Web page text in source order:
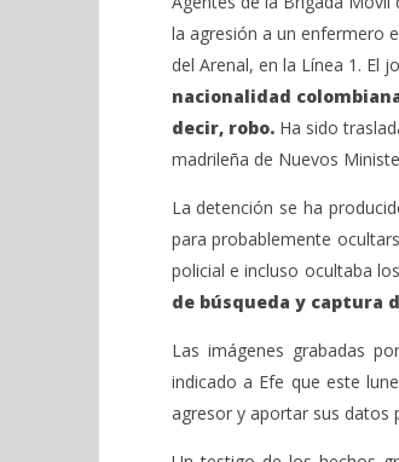
la agresión a un enfermero
del Arenal, en la Línea 1. El
nacionalidad
decir, robo.Ha sido
madrileña de Nuevos
La detención se ha
para probablemente
policial e incluso ocultaba
de búsqueda y captura
Las imágenes grabadas
indicado a Efe que este
agresor y aportar sus datos